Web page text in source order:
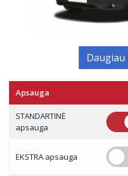
Apsauga
STANDARTINĖ
apsauga
EKSTRA apsauga